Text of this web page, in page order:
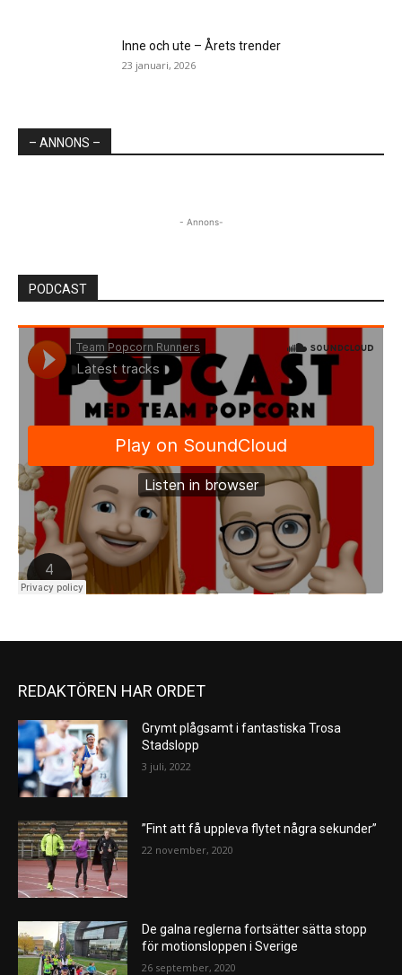
Inne och ute – Årets trender
23 januari, 2026
– ANNONS –
- Annons-
PODCAST
REDAKTÖREN HAR ORDET
Grymt plågsamt i fantastiska Trosa
Stadslopp
3 juli, 2022
”Fint att få uppleva flytet några sekunder”
22 november, 2020
De galna reglerna fortsätter sätta stopp
för motionsloppen i Sverige
26 september, 2020